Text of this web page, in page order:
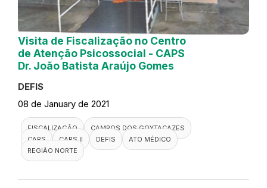
Visita de Fiscalização no Centro
de Atenção Psicossocial - CAPS
Dr. João Batista Araújo Gomes
DEFIS
08 de January de 2021
FISCALIZAÇÃO
CAMPOS DOS GOYTACAZES
CAPS
CAPS II DEFIS
ATO MÉDICO
REGIÃO NORTE